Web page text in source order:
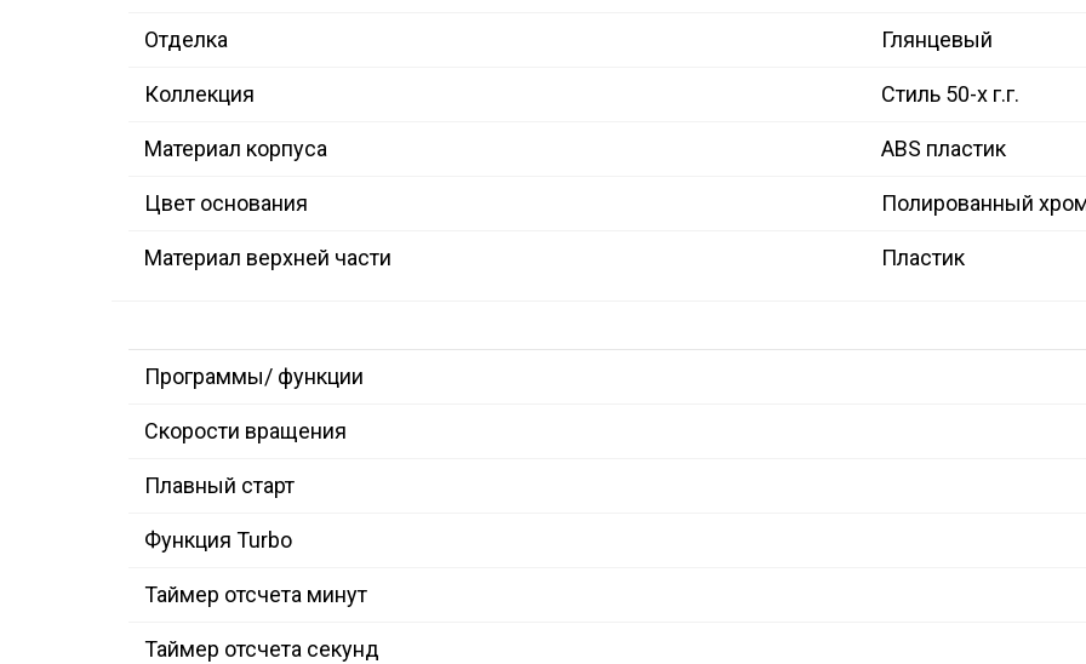
Отделка Глянцевый
Коллекция Стиль 50-х г.г.
Материал корпуса ABS пластик
Цвет основания Полированный
Материал верхней части Пластик
Программы/ функции
Скорости вращения
Плавный старт
Функция Turbo
Таймер отсчета минут
Таймер отсчета секунд